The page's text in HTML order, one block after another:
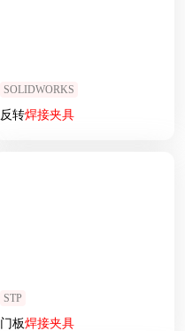
SOLIDWORKS
反转焊接夹具
STP
门板焊接夹具